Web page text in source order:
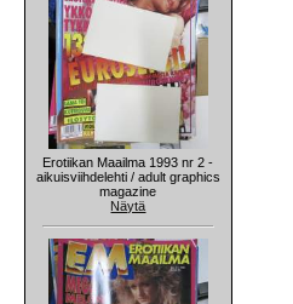
Erotiikan Maailma 1993 nr 2 -
aikuisviihdelehti / adult graphics
magazine
Näytä